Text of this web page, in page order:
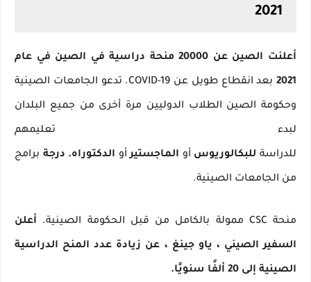
2021
أعلنت الصين عن 20000 منحة دراسية في الصين في عام
2021 بعد انقطاع طويل عن COVID-19. تدعو الجامعات الصينية
وحكومة الصين الطلاب الدوليين مرة أخرى من جميع البلدان
لبدء تعليمهم
للدراسة للبكالوريوس أو الماجستيرأو الدكتوراه. درجة برامج
من الجامعات الصينية.
منحة CSC ممولة بالكامل من قبل الحكومة الصينية. أعلن
السفير الصيني ، ياو جينغ ، عن زيادة عدد المنح الدراسية
الصينية إلى 20 ألفًا سنويًا.